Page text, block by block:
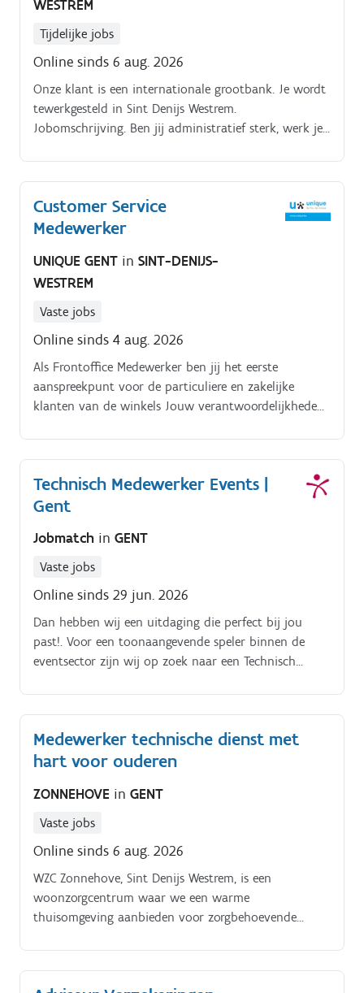
WESTREM
Tijdelijke jobs
Online sinds 6 aug. 2026
Onze klant is een internationale grootbank. Je wordt
tewerkgesteld in Sint Denijs Westrem.
Jobomschrijving. Ben jij administratief sterk, werk je
Customer Service
Medewerker
UNIQUE GENT in SINT-DENIJS-
WESTREM
Vaste jobs
Online sinds 4 aug. 2026
Als Frontoffice Medewerker ben jij het eerste
aanspreekpunt voor de particuliere en zakelijke
klanten van de winkels Jouw verantwoordelijkheden.
producten Je beantwoordt technische vragen of
schakelt de technische dienst in wanneer nodig Je
zoekt passende oplossingen voor klantenvragen en
klachten of verwijst dossiers door naar de juiste
adviseert klanten over producten en diensten die
aansluiten bij hun behoeften Je neemt contact op
persoonlijke en professionele aanpak Je registreert
alle klantcontacten, bestellingen en administratieve
gegevens nauwkeurig
Technisch Medewerker Events |
Gent
Jobmatch in GENT
Vaste jobs
Online sinds 29 jun. 2026
Dan hebben wij een uitdaging die perfect bij jou
past!. Voor een toonaangevende speler binnen de
eventsector zijn wij op zoek naar een Technisch
sterk team.
Medewerker technische dienst met
hart voor ouderen
ZONNEHOVE in GENT
Vaste jobs
Online sinds 6 aug. 2026
WZC Zonnehove, Sint Denijs Westrem, is een
woonzorgcentrum waar we een warme
thuisomgeving aanbieden voor zorgbehoevende
en bieden huisvesting aan 141 bewoners, waarvan 5
kortverblijf.